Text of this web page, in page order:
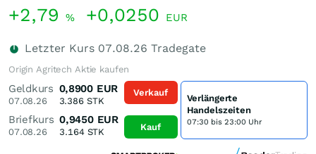
+2,79 % +0,0250 EUR
Letzter Kurs 07.08.26 Tradegate
Origin Agritech Aktie kaufen
Geldkurs
07.08.26
0,8900 EUR
3.386STK
Briefkurs
07.08.26
0,9450 EUR
3.164STK
Verkauf
Kauf
Verlängerte
Handelszeiten
07:30 bis 23:00 Uhr